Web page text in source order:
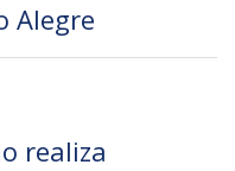
Alegre
realiza